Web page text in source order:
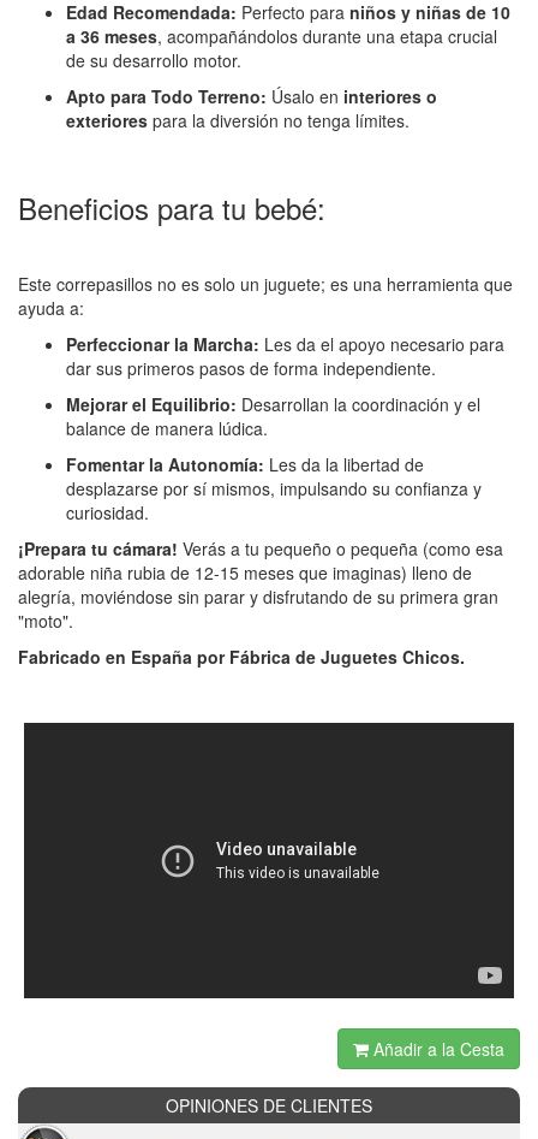
Edad Recomendada: Perfecto para niños y niñas de 10
a 36 meses, acompañándolos durante una etapa crucial
de su desarrollo motor.
Apto para Todo Terreno: Úsalo en interiores o
exteriores para la diversión no tenga límites.
Beneficios para tu bebé:
Este correpasillos no es solo un juguete; es una herramienta que
ayuda a:
Perfeccionar la Marcha: Les da el apoyo necesario para
dar sus primeros pasos de forma independiente.
Mejorar el Equilibrio: Desarrollan la coordinación y el
balance de manera lúdica.
Fomentar la Autonomía: Les da la libertad de
desplazarse por sí mismos, impulsando su confianza y
curiosidad.
¡Prepara tu cámara! Verás a tu pequeño o pequeña (como esa
adorable niña rubia de 12-15 meses que imaginas) lleno de
alegría, moviéndose sin parar y disfrutando de su primera gran
"moto".
Fabricado en España por Fábrica de Juguetes Chicos.
Añadir a la Cesta
OPINIONES DE CLIENTES